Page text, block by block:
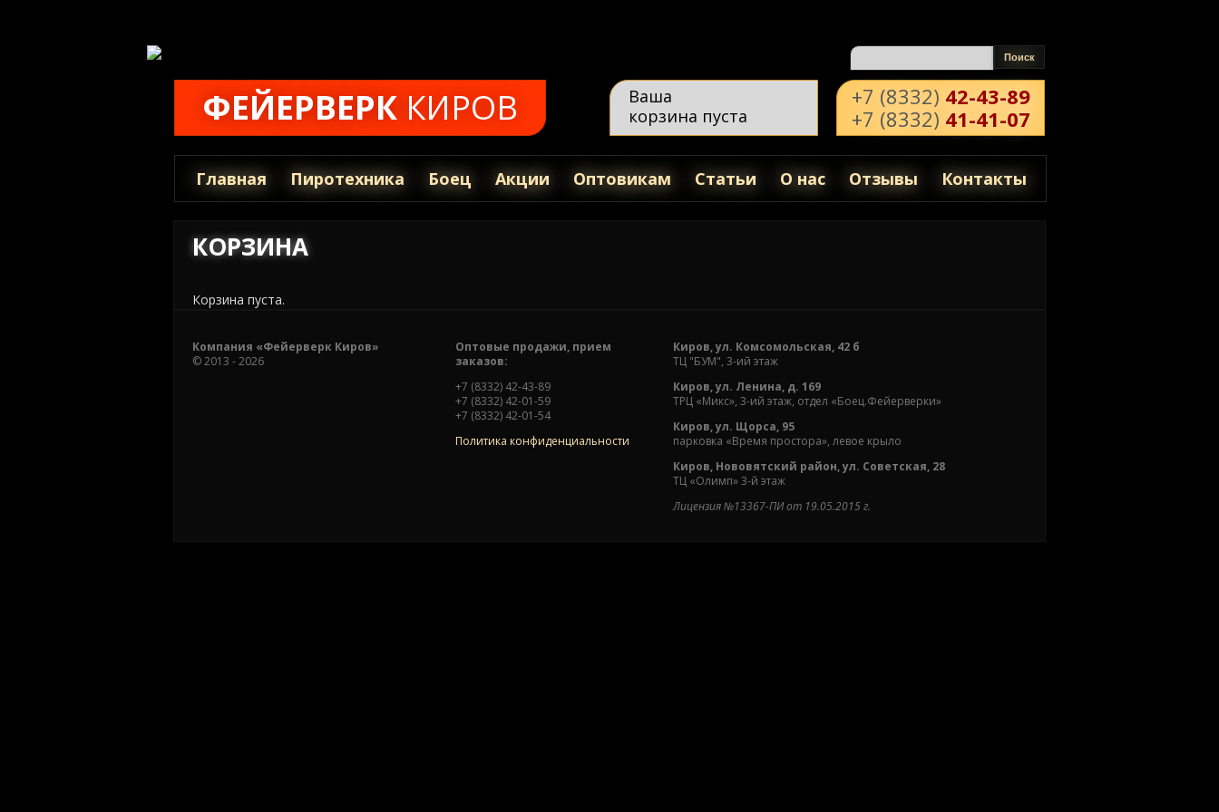
Форма поиска
Поиск
ФЕЙЕРВЕРК КИРОВ
Ваша
корзина пуста
+7 (8332) 42-43-89
+7 (8332) 41-41-07
Главная Пиротехника Боец Акции Оптовикам Статьи О нас Отзывы Контакты
КОРЗИНА
Корзина пуста.
Компания «Фейерверк Киров»
© 2013 - 2026
Оптовые продажи, прием
заказов:
+7 (8332) 42-43-89
+7 (8332) 42-01-59
+7 (8332) 42-01-54
Политика конфиденциальности
Киров, ул. Комсомольская, 42 б
ТЦ "БУМ", 3-ий этаж
Киров, ул. Ленина, д. 169
ТРЦ «Микс», 3-ий этаж, отдел «Боец.Фейерверки»
Киров, ул. Щорса, 95
парковка «Время простора», левое крыло
Киров, Нововятский район, ул. Советская, 28
ТЦ «Олимп» 3-й этаж
Лицензия №13367-ПИ от 19.05.2015 г.